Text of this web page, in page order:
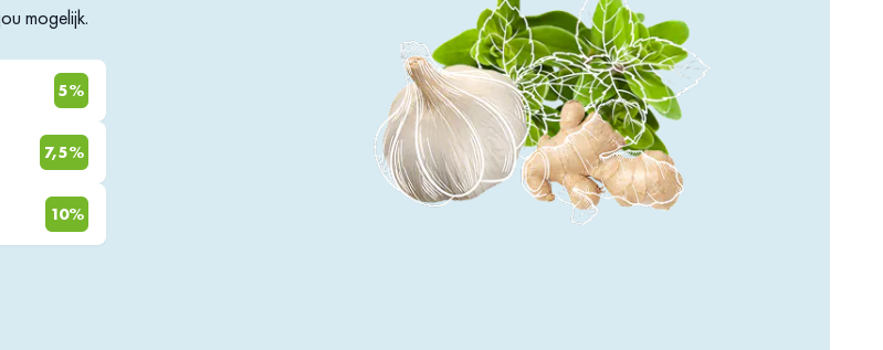
op
om deze
mogelijk.
5%
7,5%
10%